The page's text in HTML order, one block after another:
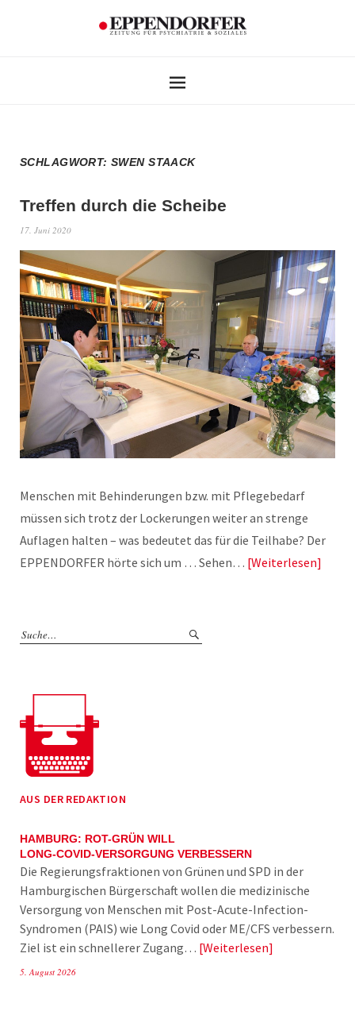
SCHLAGWORT:SWEN STAACK
Treffen durch die Scheibe
17. Juni 2020
Menschen mit Behinderungen bzw. mit Pflegebedarf
müssen sich trotz der Lockerungen weiter an strenge
Auflagen halten – was bedeutet das für die Teilhabe? Der
EPPENDORFER hörte sich um … Sehen… Weiterlesen
AUS DER REDAKTION
HAMBURG: ROT-GRÜN WILL
LONG-COVID-VERSORGUNG VERBESSERN
Die Regierungsfraktionen von Grünen und SPD in der
Hamburgischen Bürgerschaft wollen die medizinische
Versorgung von Menschen mit Post-Acute-Infection-
Syndromen (PAIS) wie Long Covid oder ME/CFS verbessern.
Ziel ist ein schnellerer Zugang… Weiterlesen
5. August 2026